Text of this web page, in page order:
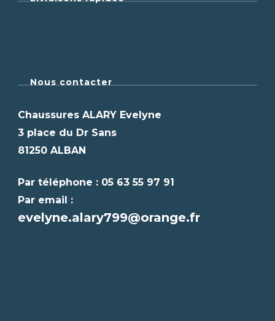
Nous contacter
Chaussures ALARY Evelyne
3 place du Dr Sans
81250 ALBAN
Par téléphone : 05 63 55 97 91
Par email :
evelyne.alary799@orange.fr